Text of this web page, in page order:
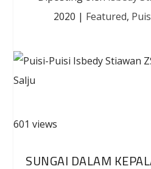
2020 | Featured,
601 views
SUNGAI DALAM